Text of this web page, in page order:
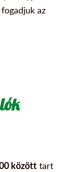
az
között tart